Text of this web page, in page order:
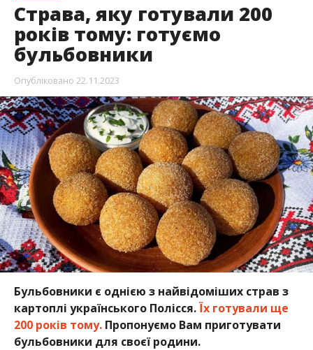
Страва, яку готували 200
років тому: готуємо
бульбовники
Опубліковано 22.11.2023
Бульбовники є однією з найвідоміших страв з
картоплі українського Полісся.Їх готували ще
200 років тому.Пропонуємо Вам приготувати
бульбовники для своєї родини.